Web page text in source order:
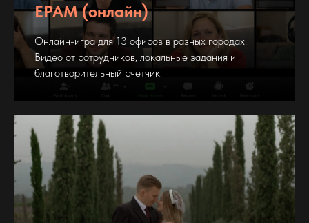
EPAM (онлайн)
Онлайн-игра для 13 офисов в разных городах.
Видео от сотрудников, локальные задания и
благотворительный счётчик.